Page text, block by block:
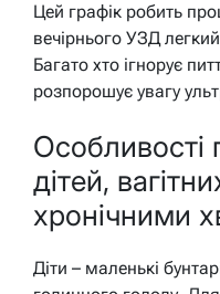
Цей графік робить
вечірнього УЗД
Багато хто ігнорує
розпорошує увагу
Особливості
дітей,
хронічними
Діти – маленькі